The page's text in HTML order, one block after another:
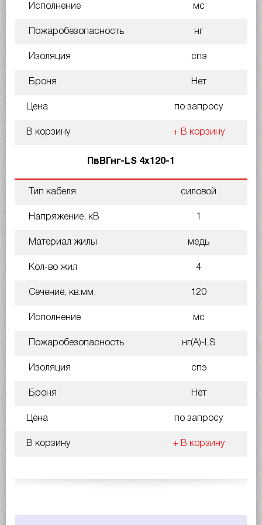
Исполнение мс
Пожаробезопасность нг
Изоляция спэ
Броня Нет
Цена по запросу
В корзину + В корзину
ПвВГнг-LS 4х120-1
Тип кабеля силовой
Напряжение, кВ 1
Материал жилы медь
Кол-во жил 4
Сечение, кв.мм. 120
Исполнение мс
Пожаробезопасность нг(A)-LS
Изоляция спэ
Броня Нет
Цена по запросу
В корзину + В корзину